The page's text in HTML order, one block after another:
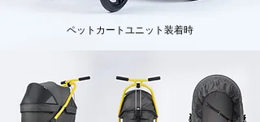
ペットカートユニット装着時